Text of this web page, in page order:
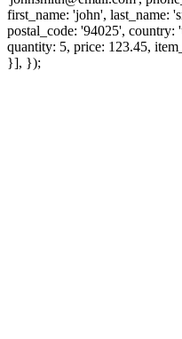
first_name: 'john', last_name:
postal_code: '94025',
quantity: 5, price: 123.45,
}], });